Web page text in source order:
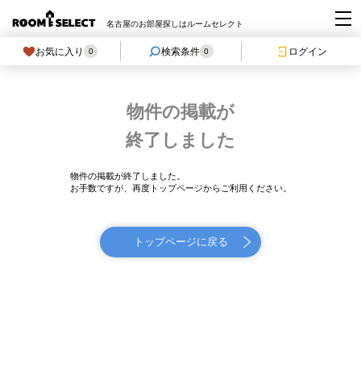
名古屋のお部屋探しはルームセレクト
お気に入り 0 検索条件 0 ログイン
物件の掲載が
終了しました
物件の掲載が終了しました。
お手数ですが、再度トップページからご利用ください。
トップページに戻る